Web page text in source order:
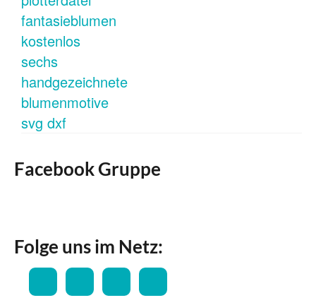
Facebook Gruppe
Folge uns im Netz: